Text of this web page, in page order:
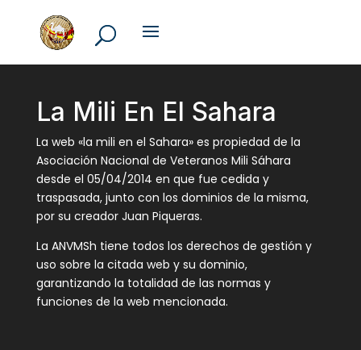
La Mili En El Sahara
La web «la mili en el Sahara» es propiedad de la
Asociación Nacional de Veteranos Mili Sáhara
desde el 05/04/2014 en que fue cedida y
traspasada, junto con los dominios de la misma,
por su creador Juan Piqueras.
La ANVMSh tiene todos los derechos de gestión y
uso sobre la citada web y su dominio,
garantizando la totalidad de las normas y
funciones de la web mencionada.